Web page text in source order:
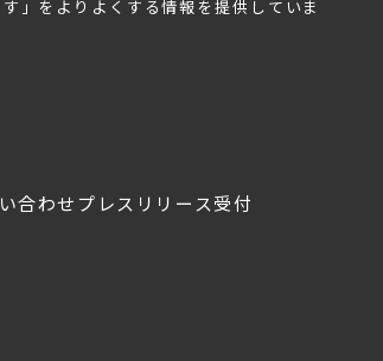
」をよりよくする情報を提供していま
合わせ プレスリリース受付